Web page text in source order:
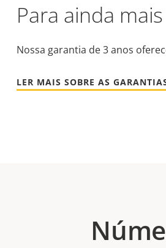
Para ainda
Nossa garantia de 3 anos
LER MAIS SOBRE AS